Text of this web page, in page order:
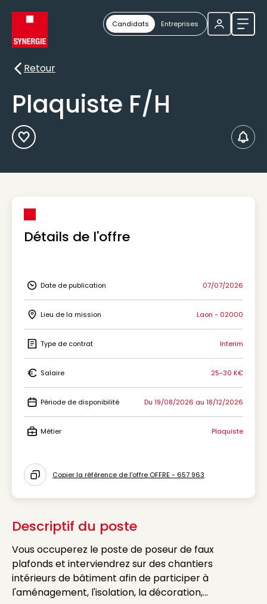
Candidats Entreprises
Retour
Retour
Plaquiste F/H
Ajouter aux Favoris
Détails de l'offre
Icon Date de publication
Date de publication 07/07/2026
Icon Lieu de la mission
Lieu de la mission Laon - 02000
Icon Type de contrat
Type de contrat Interim
Icon Salaire
Salaire 25-30 K€
Icon Période de disponibilité
Période de disponibilité Du 19/08/2026 au 18/12/2026
Métier Plaquiste
Icon copy to clipboard
Copier la référence de l'offre OFFRE - 657 963
Descriptif du poste
Vous occuperez le poste de poseur de faux
plafonds et interviendrez sur des chantiers
intérieurs de bâtiment afin de participer à
l'aménagement, l'isolation, la décoration,...